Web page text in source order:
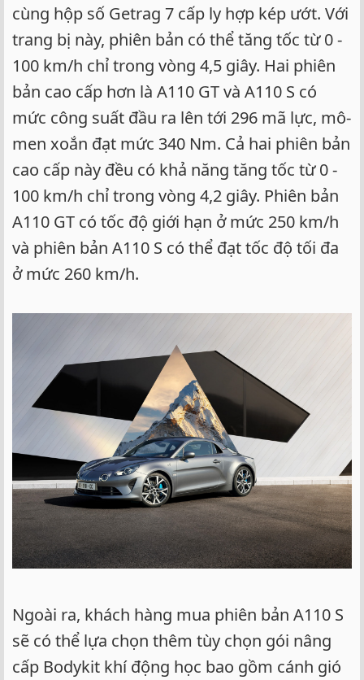
cùng hộp số Getrag 7 cấp ly hợp kép ướt. Với
trang bị này, phiên bản có thể tăng tốc từ 0 -
100 km/h chỉ trong vòng 4,5 giây. Hai phiên
bản cao cấp hơn là A110 GT và A110 S có
mức công suất đầu ra lên tới 296 mã lực, mô-
men xoắn đạt mức 340 Nm. Cả hai phiên bản
cao cấp này đều có khả năng tăng tốc từ 0 -
100 km/h chỉ trong vòng 4,2 giây. Phiên bản
A110 GT có tốc độ giới hạn ở mức 250 km/h
và phiên bản A110 S có thể đạt tốc độ tối đa
ở mức 260 km/h.
Ngoài ra, khách hàng mua phiên bản A110 S
sẽ có thể lựa chọn thêm tùy chọn gói nâng
cấp Bodykit khí động học bao gồm cánh gió